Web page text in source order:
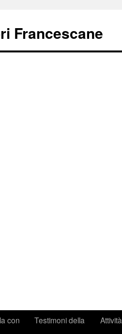
Francescane
con
Testimoni della